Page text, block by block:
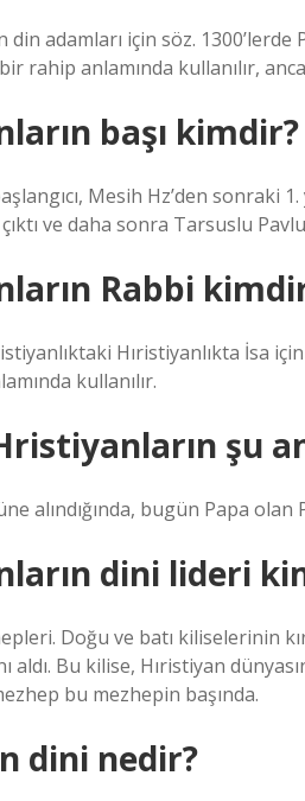
din adamları için söz.
rahip anlamında kullanılır,
başı kimdir?
Mesih Hz’den sonraki
ve daha sonra Tarsuslu
Rabbi
Hıristiyanlıkta İsa
kullanılır.
şu
alındığında, bugün Papa olan
dini lideri
Doğu ve batı kiliselerinin
aldı. Bu kilise, Hıristiyan
bu mezhepin başında.
dini nedir?